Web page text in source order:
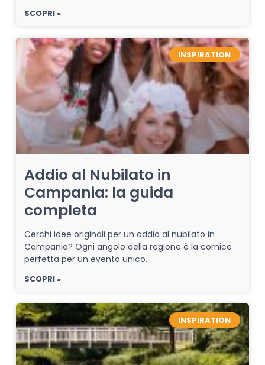
SCOPRI »
INSPIRATION
Addio al Nubilato in
Campania: la guida
completa
Cerchi idee originali per un addio al nubilato in
Campania? Ogni angolo della regione è la cornice
perfetta per un evento unico.
SCOPRI »
INSPIRATION